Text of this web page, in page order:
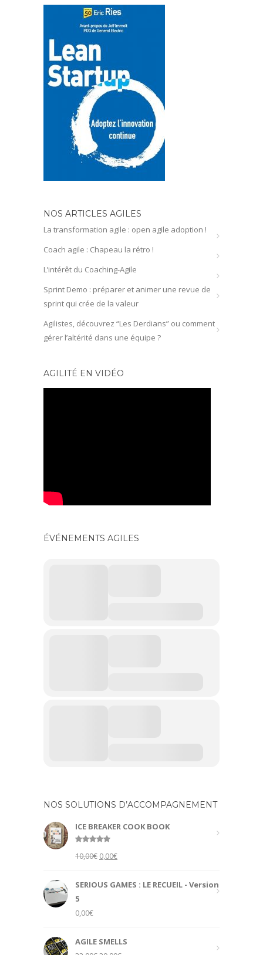
NOS ARTICLES AGILES
La transformation agile : open agile adoption !
Coach agile : Chapeau la rétro !
L’intérêt du Coaching-Agile
Sprint Demo : préparer et animer une revue de
sprint qui crée de la valeur
Agilistes, découvrez “Les Derdians” ou comment
gérer l’altérité dans une équipe ?
AGILITÉ EN VIDÉO
ÉVÉNEMENTS AGILES
NOS SOLUTIONS D’ACCOMPAGNEMENT
ICE BREAKER COOK BOOK
out of 5
10,00€ Original
was:
0,00€Current
is:
SERIOUS GAMES : LE RECUEIL - Version
5
0,00€
AGILE SMELLS